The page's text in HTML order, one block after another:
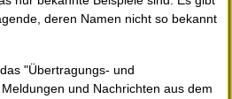
deren Namen nicht so bekannt
"Übertragungs- und
und Nachrichten aus dem